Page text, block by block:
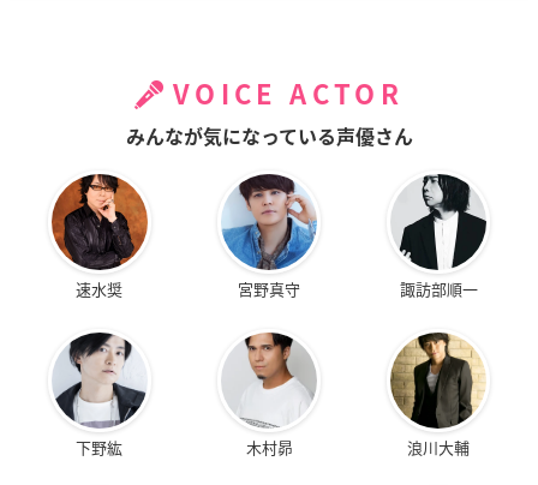
VOICE ACTOR
みんなが気になっている声優さん
速水奨 宮野真守 諏訪部順一
下野紘 木村昴 浪川大輔